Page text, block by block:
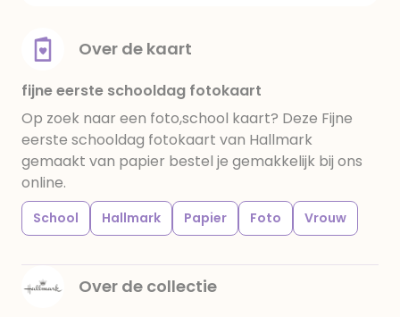
Over de kaart
fijne eerste schooldag fotokaart
Op zoek naar een foto,school kaart? Deze Fijne
eerste schooldag fotokaart van Hallmark
gemaakt van papier bestel je gemakkelijk bij ons
online.
School Hallmark Papier Foto Vrouw
Over de collectie